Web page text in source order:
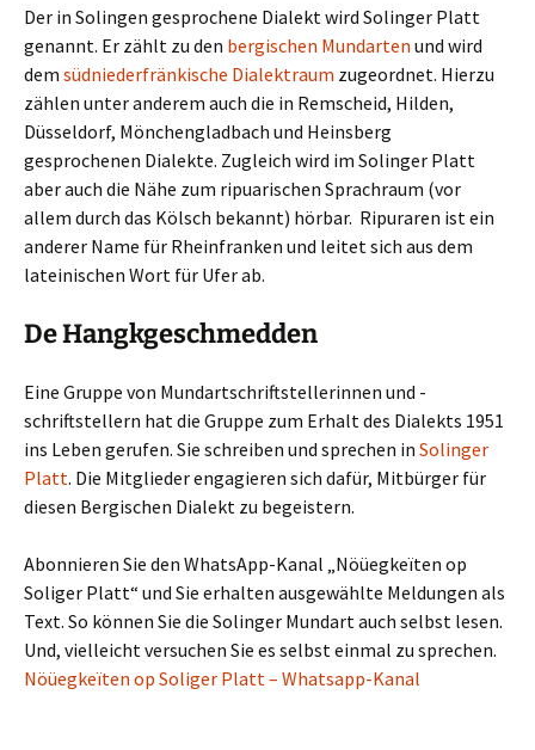
Der in Solingen gesprochene Dialekt wird Solinger Platt
genannt. Er zählt zu den bergischen Mundarten und wird
dem südniederfränkische Dialektraum zugeordnet. Hierzu
zählen unter anderem auch die in Remscheid, Hilden,
Düsseldorf, Mönchengladbach und Heinsberg
gesprochenen Dialekte. Zugleich wird im Solinger Platt
aber auch die Nähe zum ripuarischen Sprachraum (vor
allem durch das Kölsch bekannt) hörbar. Ripuraren ist ein
anderer Name für Rheinfranken und leitet sich aus dem
lateinischen Wort für Ufer ab.
De Hangkgeschmedden
Eine Gruppe von Mundartschriftstellerinnen und -
schriftstellern hat die Gruppe zum Erhalt des Dialekts 1951
ins Leben gerufen. Sie schreiben und sprechen in Solinger
Platt. Die Mitglieder engagieren sich dafür, Mitbürger für
diesen Bergischen Dialekt zu begeistern.
Abonnieren Sie den WhatsApp-Kanal „Nöüegkeïten op
Soliger Platt“ und Sie erhalten ausgewählte Meldungen als
Text. So können Sie die Solinger Mundart auch selbst lesen.
Und, vielleicht versuchen Sie es selbst einmal zu sprechen.
Nöüegkeïten op Soliger Platt – Whatsapp-Kanal